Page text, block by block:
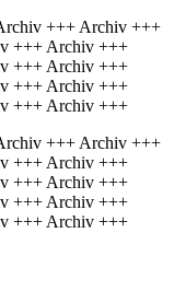
+++ Archiv +++
+++ Archiv +++
+++ Archiv +++
+++ Archiv +++
+++ Archiv +++
+++ Archiv +++
+++ Archiv +++
+++ Archiv +++
+++ Archiv +++
+++ Archiv +++